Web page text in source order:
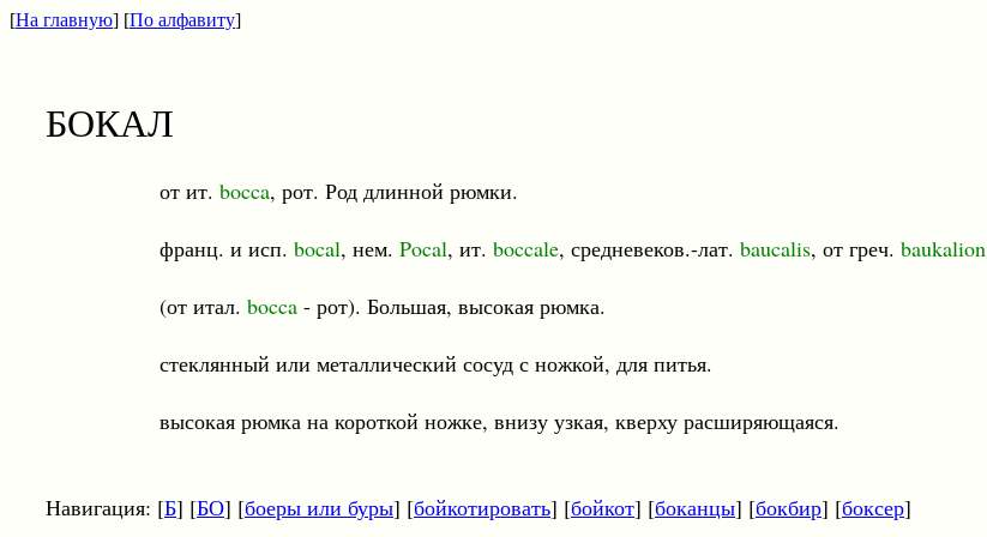
[На главную] [По алфавиту]
БОКАЛ
от ит. bocca, рот. Род длинной рюмки.
франц. и исп. bocal, нем. Pocal, ит. boccale, средневеков.-лат. baucalis, от греч. baukalion
(от итал. bocca - рот). Большая, высокая рюмка.
стеклянный или металлический сосуд с ножкой, для питья.
высокая рюмка на короткой ножке, внизу узкая, кверху расширяющаяся.
Навигация: [Б] [БО] [боеры или буры] [бойкотировать] [бойкот] [боканцы] [бокбир] [боксер]